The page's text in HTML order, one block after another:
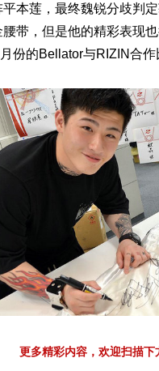
本莲，最终魏锐分歧判
带，但是他的精彩表现
份的Bellator与RIZIN合
更多精彩内容，欢迎扫描